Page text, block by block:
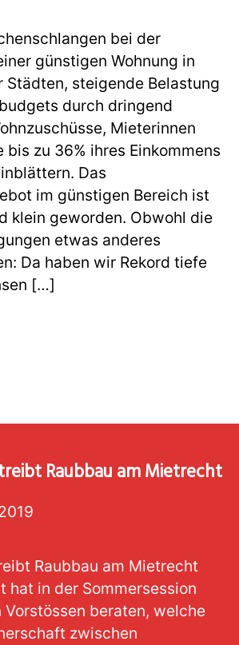
bei der
günstigen Wohnung in
Städten, steigende Belastung
durch dringend
Mieterinnen
bis zu 36% ihres Einkommens
Das
im günstigen Bereich ist
klein geworden. Obwohl die
etwas anderes
Da haben wir Rekord tiefe
[…]
Raubbau am Mietrecht
Raubbau am Mietrecht
hat in der Sommersession
Vorstössen beraten, welche
zwischen